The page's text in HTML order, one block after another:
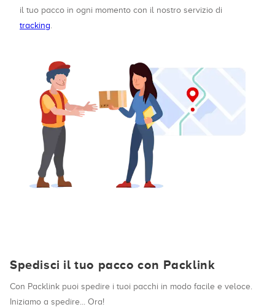
il tuo pacco in ogni momento con il nostro servizio di
tracking.
Spedisci il tuo pacco con Packlink
Con Packlink puoi spedire i tuoi pacchi in modo facile e veloce.
Iniziamo a spedire... Ora!